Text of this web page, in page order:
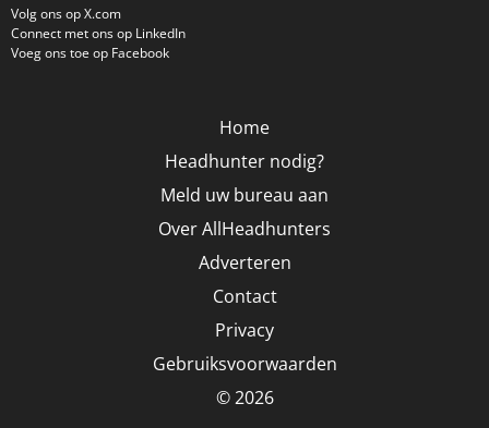
Volg ons op X.com
Connect met ons op LinkedIn
Voeg ons toe op Facebook
Home
Headhunter nodig?
Meld uw bureau aan
Over AllHeadhunters
Adverteren
Contact
Privacy
Gebruiksvoorwaarden
© 2026